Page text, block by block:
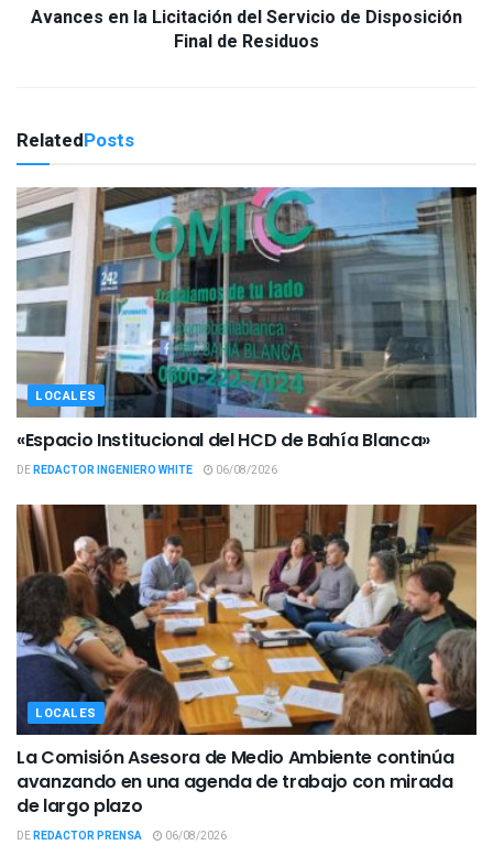
Avances en la Licitación del Servicio de Disposición
Final de Residuos
RelatedPosts
LOCALES
«Espacio Institucional del HCD de Bahía Blanca»
DEREDACTOR INGENIERO WHITE 06/08/2026
LOCALES
La Comisión Asesora de Medio Ambiente continúa
avanzando en una agenda de trabajo con mirada
de largo plazo
DEREDACTOR PRENSA 06/08/2026